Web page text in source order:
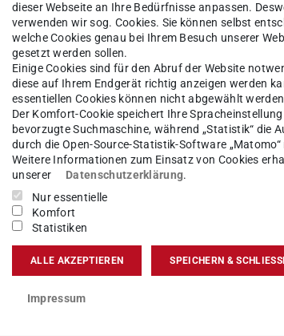
Portals kommt es aktuell zu
dieser Webseite an Ihre Bedürfnisse anpassen.
verwenden wir sog. Cookies. Sie können selbst
welche Cookies genau bei Ihrem Besuch unserer
gesetzt werden sollen.
Einige Cookies sind für den Abruf der Website
diese auf Ihrem Endgerät richtig anzeigen werden
essentiellen Cookies können nicht abgewählt
Der Komfort-Cookie speichert Ihre Spracheinstellung
bevorzugte Suchmaschine, während „Statistik“ die
durch die Open-Source-Statistik-Software „Matomo“
Weitere Informationen zum Einsatz von Cookies
unserer
Datenschutzerklärung.
Nur essentielle
Komfort
Statistiken
ALLE AKZEPTIEREN SPEICHERN &
Impressum